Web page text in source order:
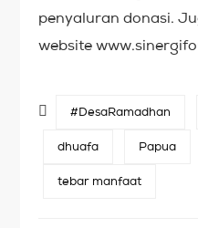
penyaluran donasi.
website
#DesaRamadhan
dhuafa Papua
tebar manfaat